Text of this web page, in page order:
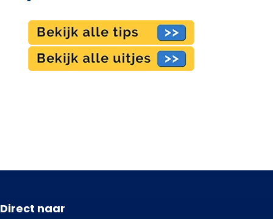
Direct naar